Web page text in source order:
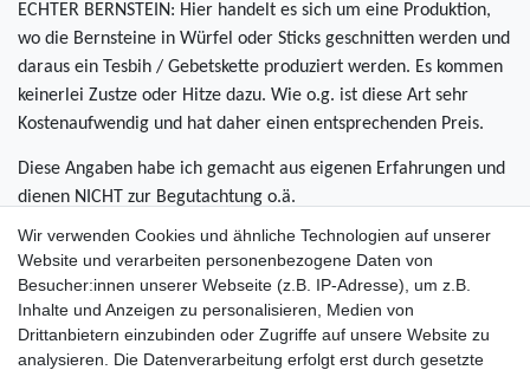
ECHTER BERNSTEIN: Hier handelt es sich um eine Produktion,
wo die Bernsteine in Würfel oder Sticks geschnitten werden und
daraus ein Tesbih / Gebetskette produziert werden. Es kommen
keinerlei Zustze oder Hitze dazu. Wie o.g. ist diese Art sehr
Kostenaufwendig und hat daher einen entsprechenden Preis.
Diese Angaben habe ich gemacht aus eigenen Erfahrungen und
dienen NICHT zur Begutachtung o.ä.
Alle die hier angegebenen Informationen sowie mein Artikeltext
/ Beschreibung und Fotos, sind mein Eigentum. Eine nicht
genehmigte Verwendung und das Kopieren (ganz oder
teilweise) wird abgemahnt und zivilrechtlich verfolgt.
Wir verwenden Cookies und ähnliche Technologien auf unserer
Website und verarbeiten personenbezogene Daten von
Besucher:innen unserer Webseite (z.B. IP-Adresse), um z.B.
Inhalte und Anzeigen zu personalisieren, Medien von
Drittanbietern einzubinden oder Zugriffe auf unsere Website zu
analysieren. Die Datenverarbeitung erfolgt erst durch gesetzte